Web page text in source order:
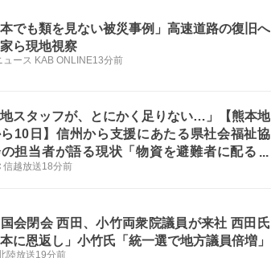
本でも類を見ない被災事例」高速道路の復旧へ
ら現地視察
ュース KAB ONLINE13分前
地スタッフが、とにかく足りない…」【熊本地
10日】信州から支援にあたる県社会福祉協
担当者が語る現状「物資を避難者に配ると
ンパワーが必要…」長野県はボランティア団
信越放送18分前
会閉会 西田、小竹両衆院議員が来社 西田氏
本に恩返し」小竹氏「統一選で地方議員倍増」
陸放送19分前